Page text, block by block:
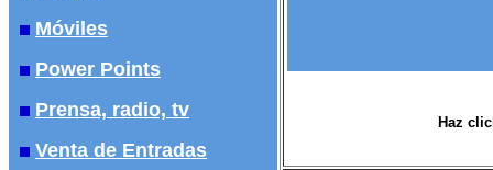
Móviles
Power Points
Prensa, radio, tv
Venta de Entradas
Haz